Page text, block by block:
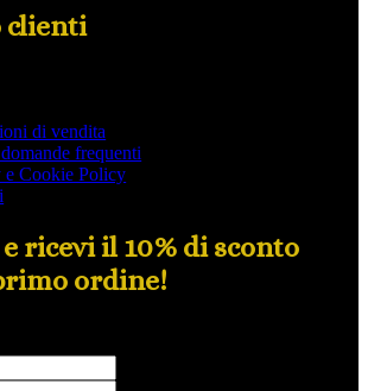
clienti
di vendita
frequenti
e Cookie Policy
ricevi il 10% di sconto
ordine!